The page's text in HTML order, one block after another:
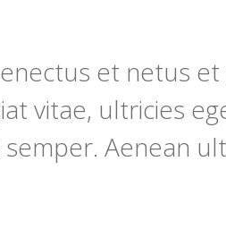
et netus et
vitae, ultricies
Aenean